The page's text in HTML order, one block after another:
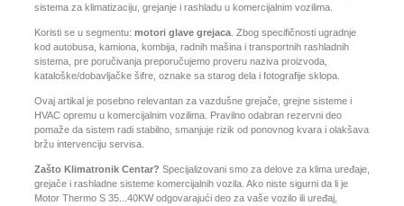
sistema za klimatizaciju, grejanje i rashladu u komercijalnim vozilima.
Koristi se u segmentu: motori glave grejaca. Zbog specifičnosti ugradnje
kod autobusa, kamiona, kombija, radnih mašina i transportnih rashladnih
sistema, pre poručivanja preporučujemo proveru naziva proizvoda,
kataloške/dobavljačke šifre, oznake sa starog dela i fotografije sklopa.
Ovaj artikal je posebno relevantan za vazdušne grejače, grejne sisteme i
HVAC opremu u komercijalnim vozilima. Pravilno odabran rezervni deo
pomaže da sistem radi stabilno, smanjuje rizik od ponovnog kvara i olakšava
bržu intervenciju servisa.
Zašto Klimatronik Centar? Specijalizovani smo za delove za klima uređaje,
grejače i rashladne sisteme komercijalnih vozila. Ako niste sigurni da li je
Motor Thermo S 35...40KW odgovarajući deo za vaše vozilo ili uređaj,